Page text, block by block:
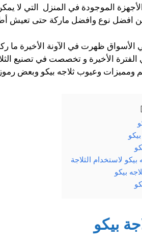
الموجودة في المنزل التي لا
افضل نوع وافضل ماركة حتى تعيش
الأسواق ظهرت في الآونة الأخيرة
الأخيرة و تخصصت في تصنيع
ومميزات وعيوب ثلاجه بيكو وبعض
لاستخدام الثلاجة
بيكو
بيكو